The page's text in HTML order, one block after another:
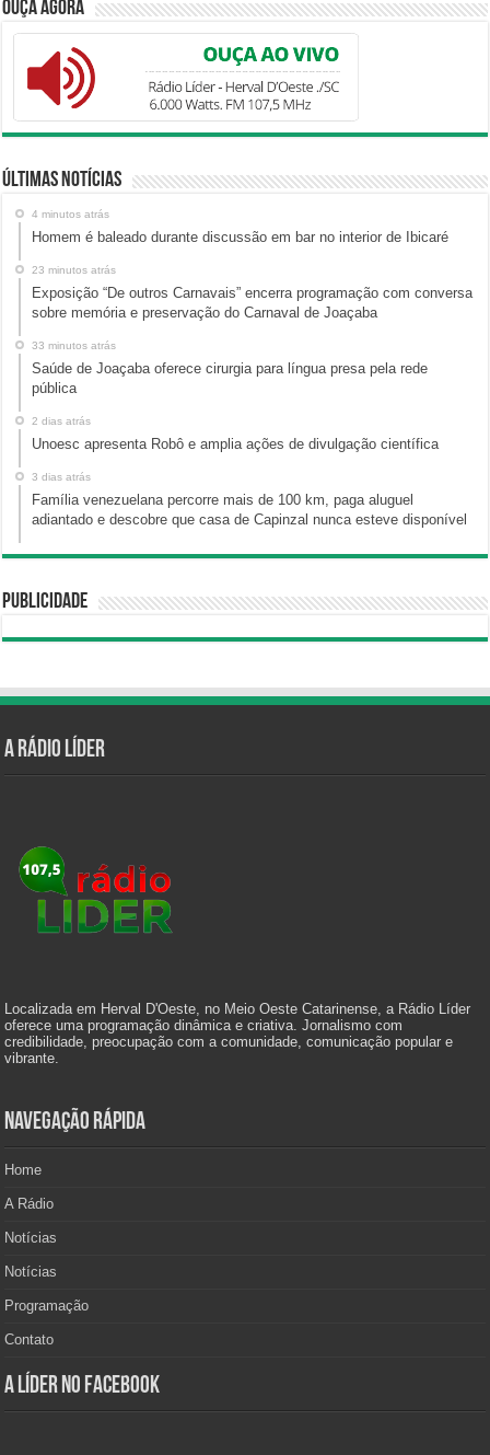
Ouça Agora
Últimas Notícias
4 minutos atrás
Homem é baleado durante discussão em bar no interior de Ibicaré
23 minutos atrás
Exposição “De outros Carnavais” encerra programação com conversa
sobre memória e preservação do Carnaval de Joaçaba
33 minutos atrás
Saúde de Joaçaba oferece cirurgia para língua presa pela rede
pública
2 dias atrás
Unoesc apresenta Robô e amplia ações de divulgação científica
3 dias atrás
Família venezuelana percorre mais de 100 km, paga aluguel
adiantado e descobre que casa de Capinzal nunca esteve disponível
Publicidade
A Rádio Líder
Localizada em Herval D'Oeste, no Meio Oeste Catarinense, a Rádio Líder
oferece uma programação dinâmica e criativa. Jornalismo com
credibilidade, preocupação com a comunidade, comunicação popular e
vibrante.
Navegação Rápida
Home
A Rádio
Notícias
Notícias
Programação
Contato
A Líder no Facebook